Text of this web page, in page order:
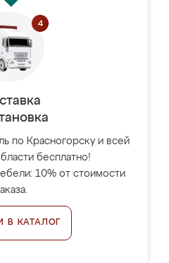
по Красногорску и всей
бесплатно!
10% от стоимости
В КАТАЛОГ